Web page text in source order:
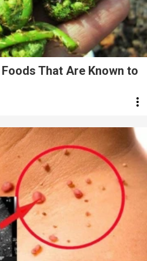
That Are Known to